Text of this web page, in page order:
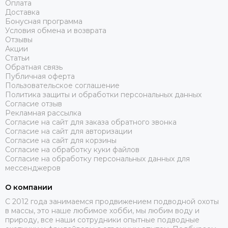
Для удобства прицеливания при стрельбе навскидку на верхней
части ресивера нанесена контрастная прицельная линия
(пунктиром) которая хорошо видна боковым зрением даже при
слабом освещении или в мутной воде.
Все длины ружья кроме 45см имеют положительную плавучесть
без гарпуна. Если после выстрела выпустить ружьё из рук, то
оно всплывёт и ляжет горизонтально (рукоятью вниз) на
поверхность воды, что говорит о его идеальной балансировке.
Под водой, в заряженном состоянии ружье имеет
околонейтральную плавучесть, то есть его вес почти не
ощущается, что в совокупности с оптимальной балансировкой
позволяет его обладателю получать удовольствие от
подводной охоты весьма продолжительное время!
Обратите внимание, что рекомендованное давление в ресивере
подводная охота это доскональное знание своей добычи,
умение её выслеживать и совершенствование навыков по
сокращению дистанции выстрела, а не агрессивное увеличение
мощности и дальности стрельбы.
Оплата
Доставка
Бонусная программа
Условия обмена и возврата
Отзывы
Акции
Статьи
Обратная связь
Публичная оферта
Пользовательское соглашение
Политика защиты и обработки персональных данных
Согласие отзыв
Рекламная рассылка
Согласие на сайт для заказа обратного звонка
Согласие на сайт для авторизации
Согласие на сайт для корзины
Согласие на обработку куки файлов
Согласие на обработку персональных данных для
мессенджеров
О компании
C 2012 года занимаемся продвижением подводной охоты
в массы, это наше любимое хобби, мы любим воду и
природу, все наши сотрудники опытные подводные